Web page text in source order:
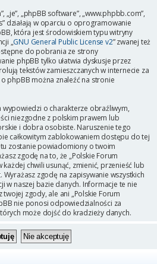
„je”, „phpBB software”, „www.phpbb.com”,
działają w oparciu o oprogramowanie
która jest środowiskiem typu witryny
„GNU General Public License v2” zwanej też
do pobrania ze strony
phpBB tylko ułatwia dyskusje przez
tekstów zamieszczanych w internecie za
phpBB można znaleźć na stronie
o charakterze obraźliwym,
niezgodne z polskim prawem lub
i dobra osobiste. Naruszenie tego
całkowitym zablokowaniem dostępu do tej
zostanie powiadomiony o twoim
zgodę na to, że „Polskie Forum
chwili usunąć, zmienić, przenieść lub
zgodę na zapisywanie wszystkich
w naszej bazie danych. Informacje te nie
zgody, ale ani „Polskie Forum
nie ponosi odpowiedzialności za
może dojść do kradzieży danych.